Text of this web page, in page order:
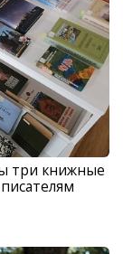
три книжные